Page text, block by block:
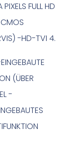
FULL HD
-HD-TVI 4.
(ÜBER
-